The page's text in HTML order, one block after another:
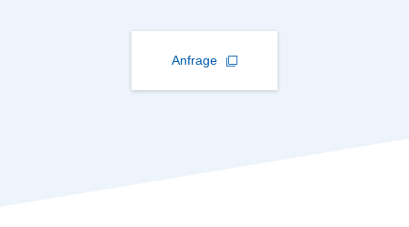
Anfrage